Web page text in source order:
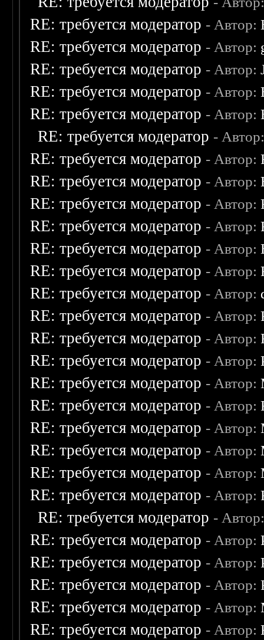
RE: требуется модератор - Автор:
RE: требуется модератор - Автор:
RE: требуется модератор - Автор:
RE: требуется модератор - Автор:
RE: требуется модератор - Автор:
RE: требуется модератор -
RE: требуется модератор - Автор:
RE: требуется модератор - Автор:
RE: требуется модератор - Автор:
RE: требуется модератор - Автор:
RE: требуется модератор - Автор:
RE: требуется модератор - Автор:
RE: требуется модератор - Автор:
RE: требуется модератор - Автор:
RE: требуется модератор - Автор:
RE: требуется модератор - Автор:
RE: требуется модератор - Автор:
RE: требуется модератор - Автор:
RE: требуется модератор - Автор:
RE: требуется модератор - Автор:
RE: требуется модератор - Автор:
RE: требуется модератор - Автор:
RE: требуется модератор -
RE: требуется модератор - Автор:
RE: требуется модератор - Автор:
RE: требуется модератор - Автор:
RE: требуется модератор - Автор:
RE: требуется модератор - Автор: